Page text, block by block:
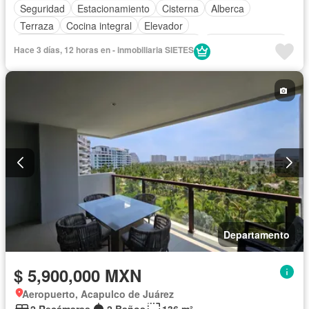
Seguridad
Estacionamiento Cisterna
Alberca
Terraza
Cocina integral
Elevador
Acceso para personas con discapacidad
Cocina equipada
Aire acondicionado
Hace 3 días, 12 horas en - inmobiliaria SIETES
Departamento
$ 5,900,000 MXN
Aeropuerto, Acapulco de Juárez